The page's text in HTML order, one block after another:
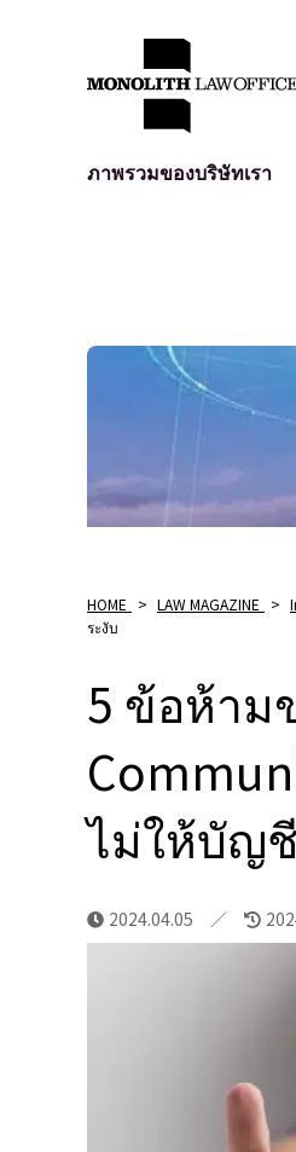
ภาพรวมของบริษัทเรา
การป้องกันข้อมูลส่วน
การตรวจสอบโฆษณา
HOME > LAW MAGAZINE >
ระงับ
5 ข้อห้าม
ไม่ให้บัญ
2024.04.05